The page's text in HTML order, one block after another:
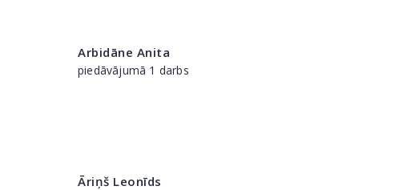
Arbidāne Anita
piedāvājumā 1 darbs
Āriņš Leonīds